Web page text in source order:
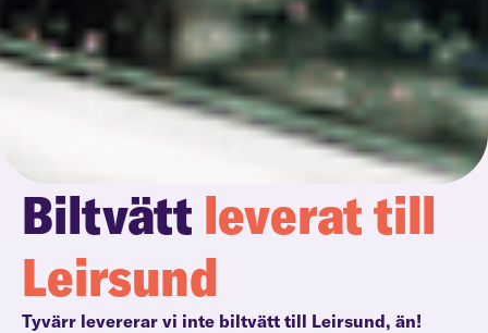
Biltvätt leverat till
Leirsund
Tyvärr levererar vi inte biltvätt till Leirsund, än!